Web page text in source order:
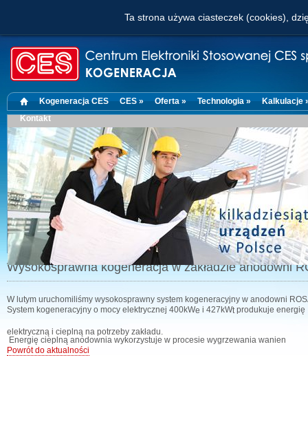
Kogeneracja CES CES » Oferta » Technologia »
Kalkulacje
Kontakt
Wysokosprawna kogeneracja w zakładzie anodowni
W lutym uruchomiliśmy wysokosprawny system kogeneracyjny w anodowni
System kogeneracyjny o mocy elektrycznej 400kWe i 427kWt produkuje energię
elektryczną i cieplną na potrzeby zakładu.
Energię cieplną anodownia wykorzystuje w procesie wygrzewania wanien
Powrót do aktualności
Ta strona używa ciasteczek (cookies),